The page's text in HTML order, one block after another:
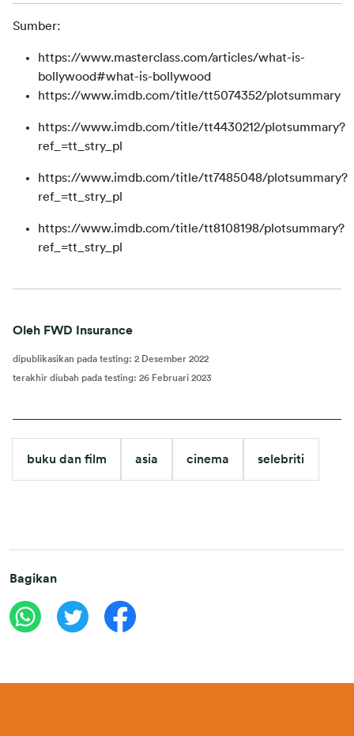
Sumber:
https://www.masterclass.com/articles/what-is-
bollywood#what-is-bollywood
https://www.imdb.com/title/tt5074352/plotsummary
https://www.imdb.com/title/tt4430212/plotsummary?
ref_=tt_stry_pl
https://www.imdb.com/title/tt7485048/plotsummary?
ref_=tt_stry_pl
https://www.imdb.com/title/tt8108198/plotsummary?
ref_=tt_stry_pl
Oleh FWD Insurance
dipublikasikan pada testing: 2 Desember 2022
terakhir diubah pada testing: 26 Februari 2023
buku dan film asia cinema selebriti
Bagikan